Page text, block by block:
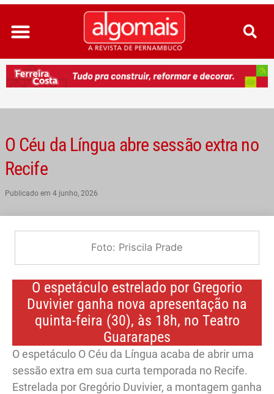
Ir
para
conteúdo
O Céu da Língua abre sessão extra no
Recife
Publicado em 4 junho, 2026
Foto: Priscila Prade
O espetáculo estrelado por Gregorio
Duvivier ganha nova apresentação na
quinta-feira (30), às 18h, no Teatro
Guararapes
O espetáculo O Céu da Língua acaba de abrir uma
sessão extra em sua curta temporada no Recife.
Estrelada por Gregório Duvivier, a montagem ganha